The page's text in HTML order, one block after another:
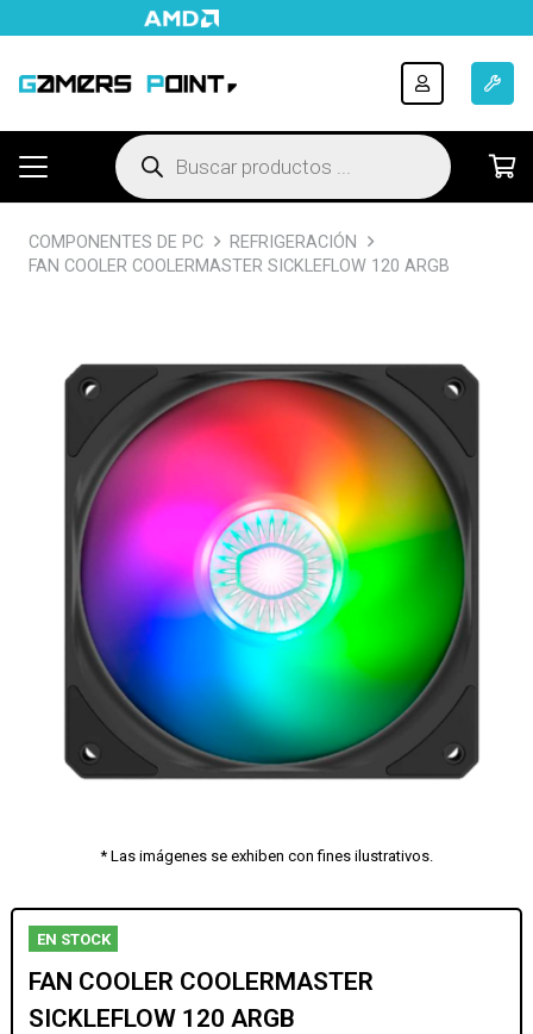
Búsqueda
de
productos
COMPONENTES DE PC
REFRIGERACIÓN
FAN COOLER COOLERMASTER SICKLEFLOW 120 ARGB
* Las imágenes se exhiben con fines ilustrativos.
EN STOCK
FAN COOLER COOLERMASTER
SICKLEFLOW 120 ARGB